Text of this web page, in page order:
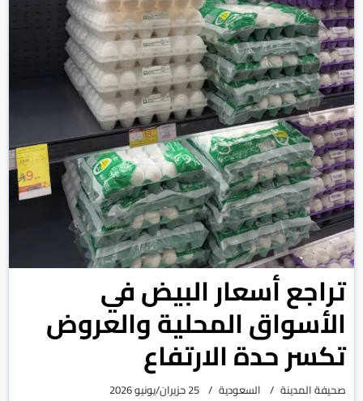
تراجع أسعار البيض في
الأسواق المحلية والعروض
تكسر حدة الارتفاع
صحيفة المدينة السعودية 25 حزيران/يونيو 2026